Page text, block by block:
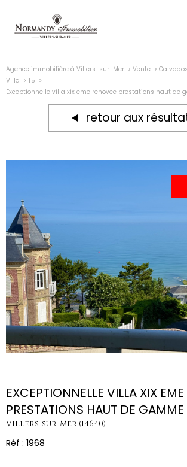
Agence immobilière à Villers-sur-Mer Vente Calvados
Villa
T5
Exceptionnelle villa xix eme renovee prestations haut de
retour aux
EXCEPTIONNELLE VILLA XIX
PRESTATIONS HAUT DE GAMME
Villers-sur-Mer (14640)
Réf : 1968